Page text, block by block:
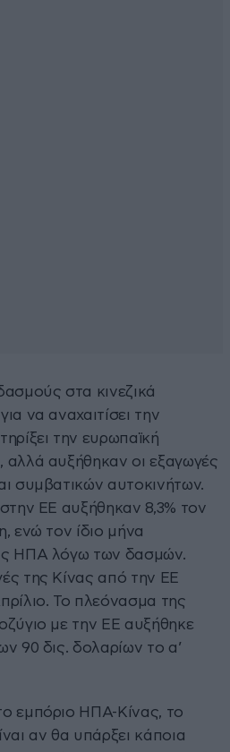
στα κινεζικά
να αναχαιτίσει την
την ευρωπαϊκή
αλλά αυξήθηκαν οι εξαγωγές
συμβατικών αυτοκινήτων.
στην ΕΕ αυξήθηκαν 8,3% τον
ενώ τον ίδιο μήνα
ΗΠΑ λόγω των δασμών.
της Κίνας από την ΕΕ
Το πλεόνασμα της
με την ΕΕ αυξήθηκε
90 δις. δολαρίων το α’
εμπόριο ΗΠΑ-Κίνας, το
αν θα υπάρξει κάποια